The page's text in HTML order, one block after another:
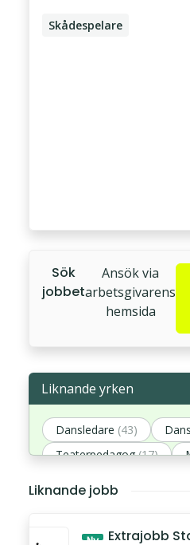
Skådespelare
Sök
jobbet
Ansök via
arbetsgivarens
hemsida
Liknande yrken
Dansledare (43)
Teaterpedagog (17)
Liknande jobb
Ny